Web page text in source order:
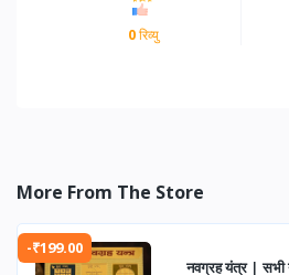
0रिव्यु
More From The Store
-₹199.00
नवग्रह यंत्र | सभी